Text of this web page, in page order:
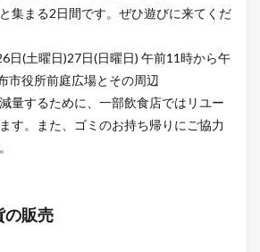
集まる2日間です。ぜひ遊びに来てくだ
(土曜日)27日(日曜日) 午前11時から午
役所前庭広場とその周辺
量するために、一部飲食店ではリユー
す。また、ゴミのお持ち帰りにご協力
の販売